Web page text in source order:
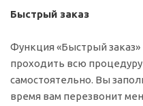
Быстрый заказ
Функция «Быстрый
проходить всю
самостоятельно. Вы
время вам перезвонит